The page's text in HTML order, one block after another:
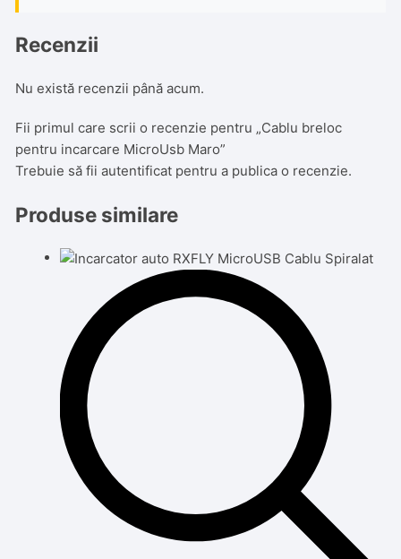
Recenzii
Nu există recenzii până acum.
Fii primul care scrii o recenzie pentru „Cablu breloc
pentru incarcare MicroUsb Maro”
Trebuie să fiiautentificat pentru a publica o recenzie.
Produse similare